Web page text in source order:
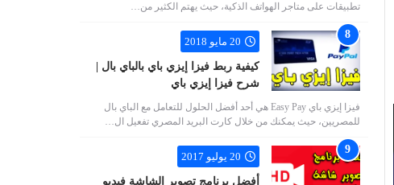
تطبيقات على متاجر الهواتف الذكية، حيث يهتم الكثير من…
20 مايو 2018
كيفية ربط فيزا إيزي باي بالباي بال |
شرح فيزا إيزي باي
فيزا إيزي باي Easy Pay هي أحد أفضل الحلول للتعامل مع الباي بال
للمصريين، حيث يمكنك من خلال كارت البريد المصري تفعيل ال…
20 يوليو 2017
أفضل برنامج تصوير الشاشة فيديو